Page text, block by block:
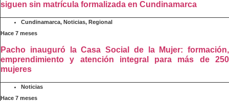
siguen sin matrícula formalizada en Cundinamarca
Cundinamarca, Noticias, Regional
Hace 7 meses
Pacho inauguró la Casa Social de la Mujer: formación,
emprendimiento y atención integral para más de 250
mujeres
Noticias
Hace 7 meses